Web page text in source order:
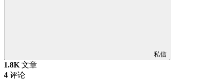
私信
1.8K 文章
4 评论